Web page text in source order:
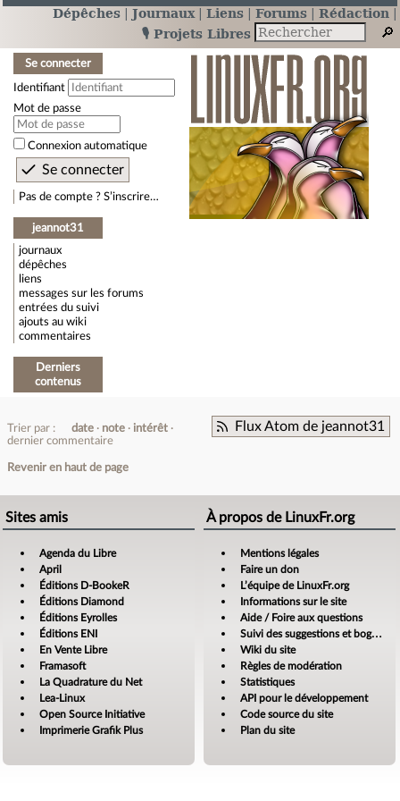
Dépêches Journaux Liens Forums
Rédaction
🎙️ Projets Libres
Se connecter
Identifiant
Mot de passe
Connexion automatique
Pas de compte ? S’inscrire…
jeannot31
journaux
dépêches
liens
messages sur les forums
entrées du suivi
ajouts au wiki
commentaires
Derniers
contenus
Flux Atom de jeannot31
Trier par : date note
intérêt
dernier commentaire
Revenir en haut de page
Sites amis
Agenda du Libre
April
Éditions D-BookeR
Éditions Diamond
Éditions Eyrolles
Éditions ENI
En Vente Libre
Framasoft
La Quadrature du Net
Lea-Linux
Open Source Initiative
Imprimerie Grafik Plus
À propos de LinuxFr.org
Mentions légales
Faire un don
L’équipe de LinuxFr.org
Informations sur le site
Aide / Foire aux questions
Suivi des suggestions et bogues
Wiki du site
Règles de modération
Statistiques
API pour le développement
Code source du site
Plan du site